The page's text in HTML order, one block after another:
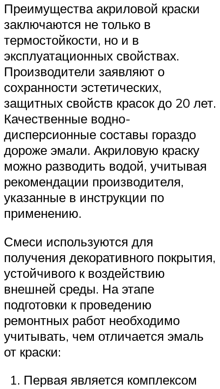
Преимущества акриловой краски
заключаются не только в
термостойкости, но и в
эксплуатационных свойствах.
Производители заявляют о
сохранности эстетических,
защитных свойств красок до 20 лет.
Качественные водно-
дисперсионные составы гораздо
дороже эмали. Акриловую краску
можно разводить водой, учитывая
рекомендации производителя,
указанные в инструкции по
применению.
Смеси используются для
получения декоративного покрытия,
устойчивого к воздействию
внешней среды. На этапе
подготовки к проведению
ремонтных работ необходимо
учитывать, чем отличается эмаль
от краски:
Первая является комплексом